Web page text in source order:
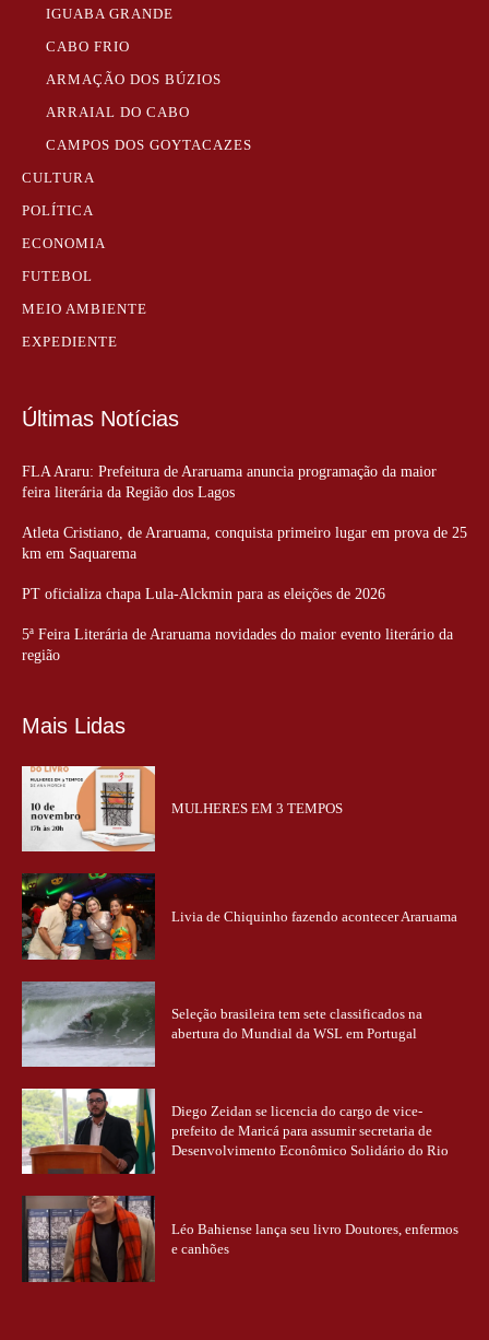
IGUABA GRANDE
CABO FRIO
ARMAÇÃO DOS BÚZIOS
ARRAIAL DO CABO
CAMPOS DOS GOYTACAZES
CULTURA
POLÍTICA
ECONOMIA
FUTEBOL
MEIO AMBIENTE
EXPEDIENTE
Últimas Notícias
FLA Araru: Prefeitura de Araruama anuncia programação da maior
feira literária da Região dos Lagos
Atleta Cristiano, de Araruama, conquista primeiro lugar em prova de 25
km em Saquarema
PT oficializa chapa Lula-Alckmin para as eleições de 2026
5ª Feira Literária de Araruama novidades do maior evento literário da
região
Mais Lidas
MULHERES EM 3 TEMPOS
Livia de Chiquinho fazendo acontecer Araruama
Seleção brasileira tem sete classificados na
abertura do Mundial da WSL em Portugal
Diego Zeidan se licencia do cargo de vice-
prefeito de Maricá para assumir secretaria de
Desenvolvimento Econômico Solidário do Rio
Léo Bahiense lança seu livro Doutores, enfermos
e canhões